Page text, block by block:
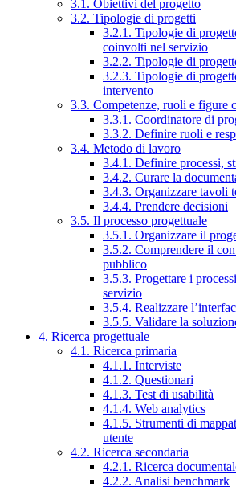
3.1. Obiettivi del progetto
3.2. Tipologie di progetti
3.2.1. Tipologie di
coinvolti nel servizio
3.2.2. Tipologie di
3.2.3. Tipologie di
intervento
3.3. Competenze, ruoli e figure
3.3.1. Coordinatore di
3.3.2. Definire ruoli e
3.4. Metodo di lavoro
3.4.1. Definire processi,
3.4.2. Curare la
3.4.3. Organizzare tavoli
3.4.4. Prendere decisioni
3.5. Il processo progettuale
3.5.1. Organizzare il
3.5.2. Comprendere il
pubblico
3.5.3. Progettare i
servizio
3.5.4. Realizzare
3.5.5. Validare la
4. Ricerca progettuale
4.1. Ricerca primaria
4.1.1. Interviste
4.1.2. Questionari
4.1.3. Test di usabilità
4.1.4. Web analytics
4.1.5. Strumenti di
utente
4.2. Ricerca secondaria
4.2.1. Ricerca
4.2.2. Analisi benchmark